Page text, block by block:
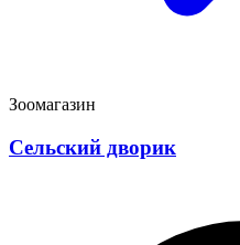
Зоомагазин
Сельский дворик